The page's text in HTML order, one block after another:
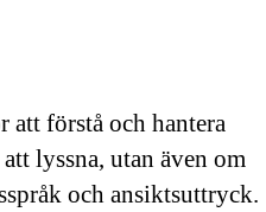
förstå och hantera
lyssna, utan även om
och ansiktsuttryck.